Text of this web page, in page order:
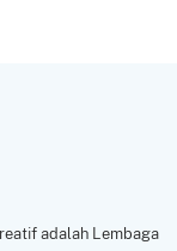
adalah Lembaga